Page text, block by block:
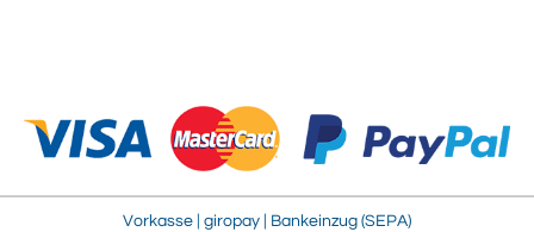
Vorkasse | giropay | Bankeinzug (SEPA)